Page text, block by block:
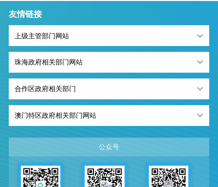
友情链接
上级主管部门网站
珠海政府相关部门网站
合作区政府相关部门
澳门特区政府相关部门网站
公众号